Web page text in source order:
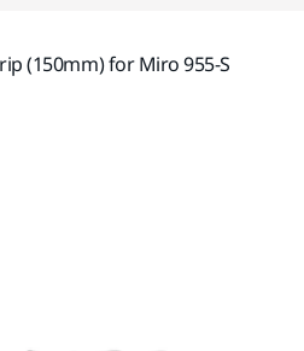
(150mm) for Miro 955-S